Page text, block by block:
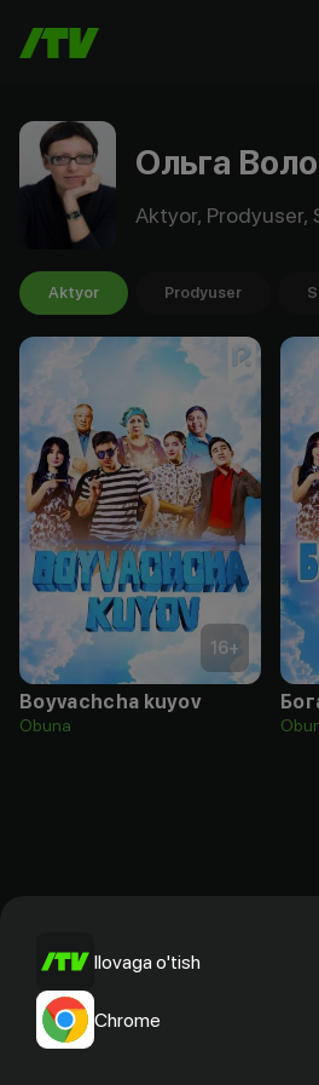
Ольга
Aktyor, Prodyuser,
Aktyor Prodyuser
16+
Boyvachcha kuyov
Obuna
Ilovaga o'tish
Chrome